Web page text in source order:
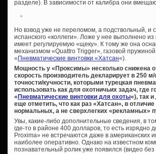
разделе). В зависимости от калибра они
Но взвод уже не переломом, а подствольный, и
испанского «коллеги». Ложе у нее выполнено
имеет регулируемую «щеку». К тому же она
механизмом «Quattro Trigger», газовой
« Пневматические винтовки «Хатсан«).
Мощность у «Проксимы» несколько снижена
скорость производитель декларирует в 250
точности/кучности, которыми турецкая
использовать как для охотничьих задач,
« Пневматические винтовки для охоты«), так
еще отметить, что как раз «Хатсан», в
нормальных, а не сверхлегких «рекламных»
Увы, какие-либо дополнительные сведения, в
где-то в районе 400 долларов, то есть
Proxima» не встречаются даже в американских
наиболее оперативно. Однако на известном
познавательный ролик уже появился (видео